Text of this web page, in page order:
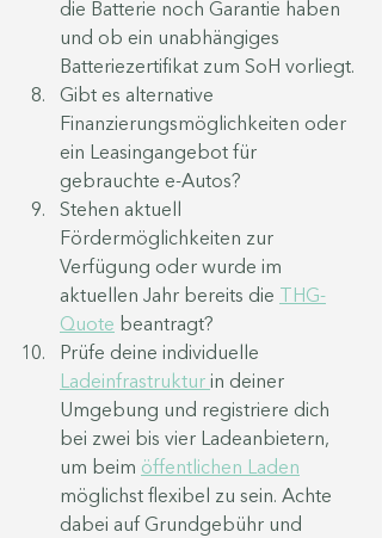
die Batterie noch Garantie haben
und ob ein unabhängiges
Batteriezertifikat zum SoH vorliegt.
Gibt es alternative
Finanzierungsmöglichkeiten oder
ein Leasingangebot für
gebrauchte e-Autos?
Stehen aktuell
Fördermöglichkeiten zur
Verfügung oder wurde im
aktuellen Jahr bereits die
THG-
Quote beantragt?
Prüfe deine individuelle
Ladeinfrastruktur in deiner
Umgebung und registriere dich
bei zwei bis vier Ladeanbietern,
um beim öffentlichen Laden
möglichst flexibel zu sein. Achte
dabei auf Grundgebühr und